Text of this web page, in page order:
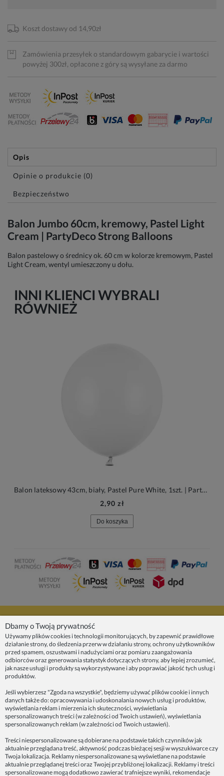
Koszt dostawy od 14,90zł
Zamówienia przesyłek o standardowym gabarycie i wartości
powyżej 300zł, opłacone z góry są wysyłane za darmo
Opis
Opinie o produkcie (0)
Bezpieczeństwo
Balon Jumbo 60cm, kremowy, Pastel Light
Cream | PartyDeco Strong Balloons
Balon pastelowy o średnicy ok. 60 cm w kolorze kremowym, Pastel
Light Cream, wentyl umieszczony u dołu.
INNI KLIENCI WYBRALI
RÓWNIEŻ
Balon lateksowy 43cm, biały, Pastel Pure White, 1szt. | PartyDeco Strong Balloons
2,90 zł
Do koszyka
INFORMACJE
ZAINSPIRUJ SIĘ!
Dane firmy:
Spoko Motyw, Małgorzata Nowak-Staszak
ul. Skowronia 3D/4, 30-650 Kraków
telefon: 512821491
e-mail:kontakt@spoko-motyw.pl
konto do wpłat przelewem:
Dbamy o Twoją prywatność
Używamy plików cookies i technologii monitorujących, by zapewnić prawidłowe
działanie strony, do śledzenia przerw w działaniu strony, ochrony użytkowników
przed spamem, oszustwami i nadużyciami oraz pomiaru zaangażowania
odbiorców oraz generowania statystyk dotyczących strony, aby lepiej zrozumieć,
jak nasze usługi i produkty są wykorzystywane i aby poprawiać jakość tych usług i
produktów.
Jeśli wybierzesz "Zgoda na wszystkie", będziemy używać plików cookie i innych
danych także do: opracowywania i udoskonalania nowych usług i produktów,
wyświetlania reklam i mierzenia ich skuteczności, wyświetlania
spersonalizowanych treści (w zależności od Twoich ustawień), wyświetlania
spersonalizowanych reklam (w zależności od Twoich ustawień).
Treści niespersonalizowane są dobierane na podstawie takich czynników jak
aktualnie przeglądana treść, aktywność podczas bieżącej sesji w wyszukiwarce czy
Twoja lokalizacja. Reklamy niespersonalizowane są wyświetlane na podstawie
aktualnie przeglądanej treści oraz Twojej przybliżonej lokalizacji. Reklamy i treści
spersonalizowane mogą dodatkowo zawierać trafniejsze wyniki, rekomendacje